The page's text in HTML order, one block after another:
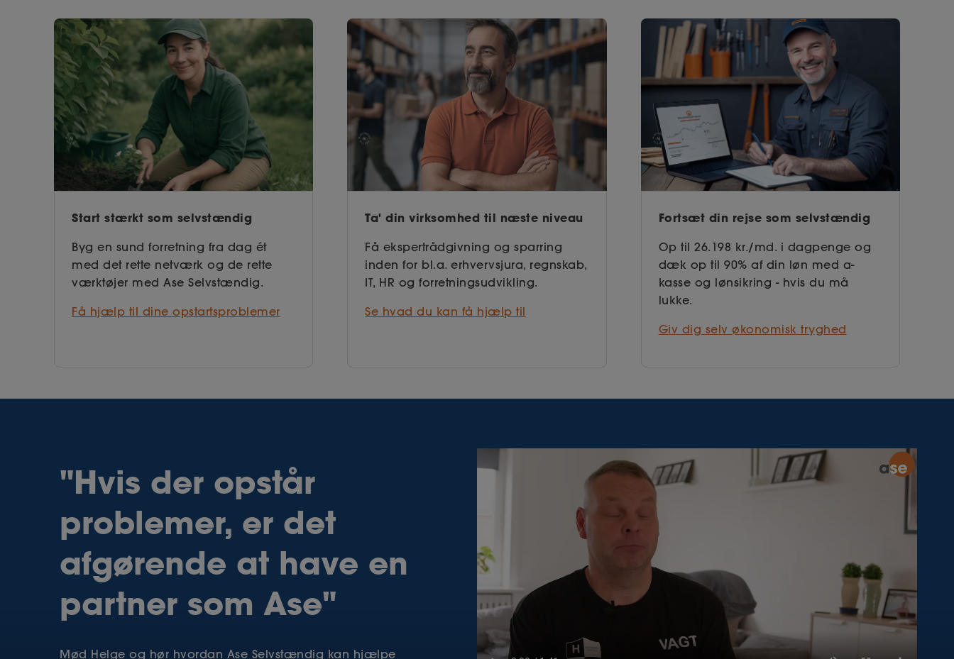
Start stærkt som selvstændig
Byg en sund forretning fra dag ét
med det rette netværk og de rette
værktøjer med Ase Selvstændig.
Få hjælp til dine opstartsproblemer
Ta' din virksomhed til næste niveau
Få ekspertrådgivning og sparring
inden for bl.a. erhvervsjura, regnskab,
IT, HR og forretnings­udvikling.
Se hvad du kan få hjælp til
Fortsæt din rejse som selvstændig
Op til 26.198 kr./md. i dagpenge og
dæk op til 90% af din løn med a-
kasse og lønsikring - hvis du må
lukke.
Giv dig selv økonomisk tryghed
"Hvis der opstår
problemer, er det
afgørende at have en
partner som Ase"
Mød Helge og hør hvordan Ase Selvstændig kan hjælpe